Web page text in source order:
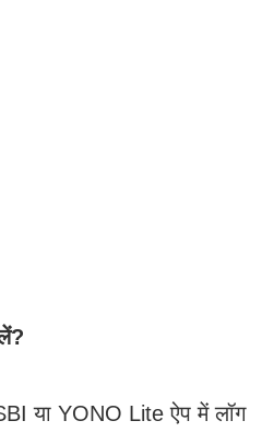
या YONO Lite ऐप में लॉग